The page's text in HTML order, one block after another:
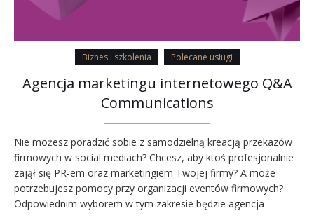
Biznes i szkolenia Polecane usługi
Agencja marketingu internetowego Q&A
Communications
Nie możesz poradzić sobie z samodzielną kreacją przekazów
firmowych w social mediach? Chcesz, aby ktoś profesjonalnie
zajął się PR-em oraz marketingiem Twojej firmy? A może
potrzebujesz pomocy przy organizacji eventów firmowych?
Odpowiednim wyborem w tym zakresie będzie agencja